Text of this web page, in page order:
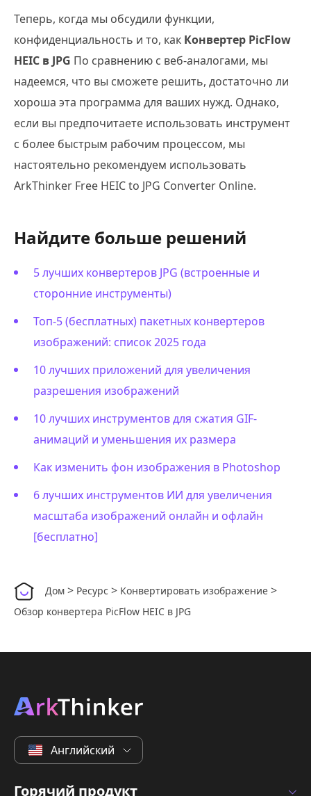
Теперь, когда мы обсудили функции,
конфиденциальность и то, как Конвертер PicFlow
HEIC в JPG По сравнению с веб-аналогами, мы
надеемся, что вы сможете решить, достаточно ли
хороша эта программа для ваших нужд. Однако,
если вы предпочитаете использовать инструмент
с более быстрым рабочим процессом, мы
настоятельно рекомендуем использовать
ArkThinker Free HEIC to JPG Converter Online.
Найдите больше решений
5 лучших конвертеров JPG (встроенные и
сторонние инструменты)
Топ-5 (бесплатных) пакетных конвертеров
изображений: список 2025 года
10 лучших приложений для увеличения
разрешения изображений
10 лучших инструментов для сжатия GIF-
анимаций и уменьшения их размера
Как изменить фон изображения в Photoshop
6 лучших инструментов ИИ для увеличения
масштаба изображений онлайн и офлайн
[бесплатно]
Дом > Ресурс > Конвертировать изображение >
Обзор конвертера PicFlow HEIC в JPG
Английский
Горячий продукт